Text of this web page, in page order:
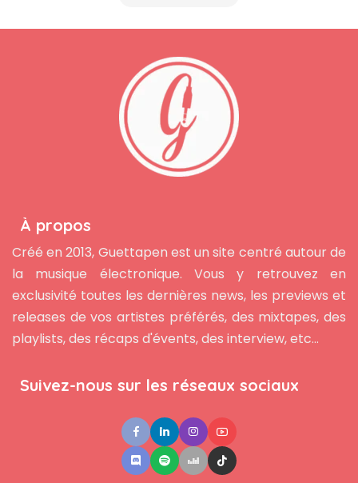
À propos
Créé en 2013, Guettapen est un site centré autour de
la musique électronique. Vous y retrouvez en
exclusivité toutes les dernières news, les previews et
releases de vos artistes préférés, des mixtapes, des
playlists, des récaps d'évents, des interview, etc...
Suivez-nous sur les réseaux sociaux